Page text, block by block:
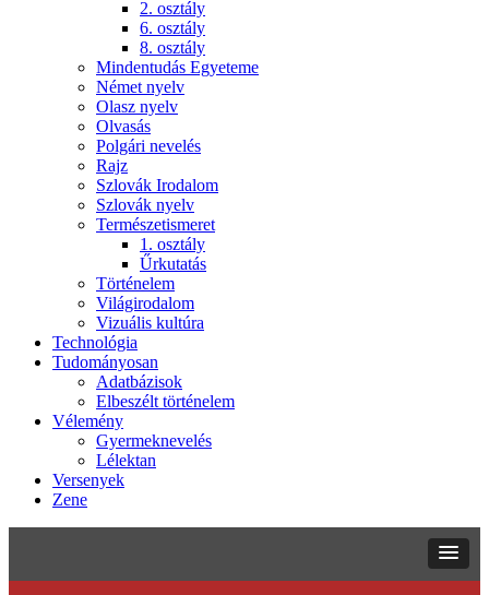
2. osztály
6. osztály
8. osztály
Mindentudás Egyeteme
Német nyelv
Olasz nyelv
Olvasás
Polgári nevelés
Rajz
Szlovák Irodalom
Szlovák nyelv
Természetismeret
1. osztály
Űrkutatás
Történelem
Világirodalom
Vizuális kultúra
Technológia
Tudományosan
Adatbázisok
Elbeszélt történelem
Vélemény
Gyermeknevelés
Lélektan
Versenyek
Zene